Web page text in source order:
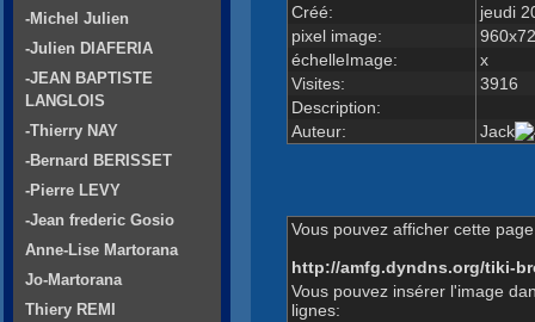
Créé:
jeudi
pixel image:
échelleImage:
x
Visites:
3916
Description:
Auteur:
Jack
Vous pouvez afficher cette
http://amfg.dyndns.org/tiki-
Vous pouvez insérer l'image
lignes:
-Michel Julien
-Julien DIAFERIA
-JEAN BAPTISTE
LANGLOIS
-Thierry NAY
-Bernard BERISSET
-Pierre LEVY
-Jean frederic Gosio
Anne-Lise Martorana
Jo-Martorana
Thiery REMI